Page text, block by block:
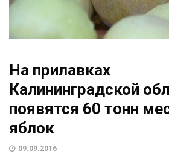
На прилавках
Калининградской
появятся 60 тонн
яблок
09.09.2016